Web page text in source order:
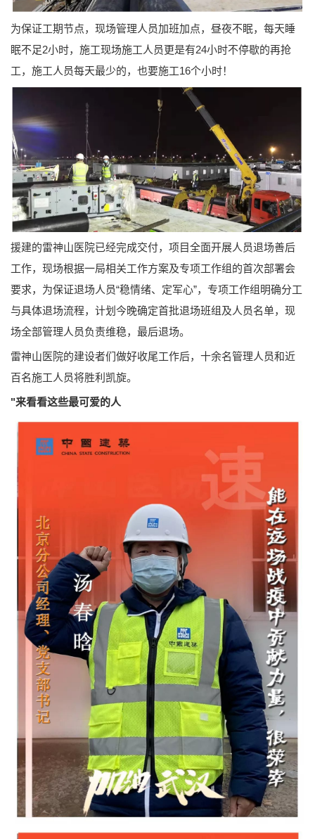
为保证工期节点，现场管理人员加班加点，昼夜不眠，每天睡
眠不足2小时，施工现场施工人员更是有24小时不停歇的再抢
工，施工人员每天最少的，也要施工16个小时！
援建的雷神山医院已经完成交付，项目全面开展人员退场善后
工作，现场根据一局相关工作方案及专项工作组的首次部署会
要求，为保证退场人员“稳情绪、定军心”，专项工作组明确分工
与具体退场流程，计划今晚确定首批退场班组及人员名单，现
场全部管理人员负责维稳，最后退场。
雷神山医院的建设者们做好收尾工作后，十余名管理人员和近
百名施工人员将胜利凯旋。
"来看看这些最可爱的人